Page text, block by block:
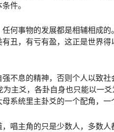
件。
何事物的发展都是相辅相成的
丑，有亏有盈，这正是世界
不息的精神，否则个人以致
主爻，各卦自身也只能以一
系统里主卦爻的一个配角，一
唱主角的只是少数人，多数